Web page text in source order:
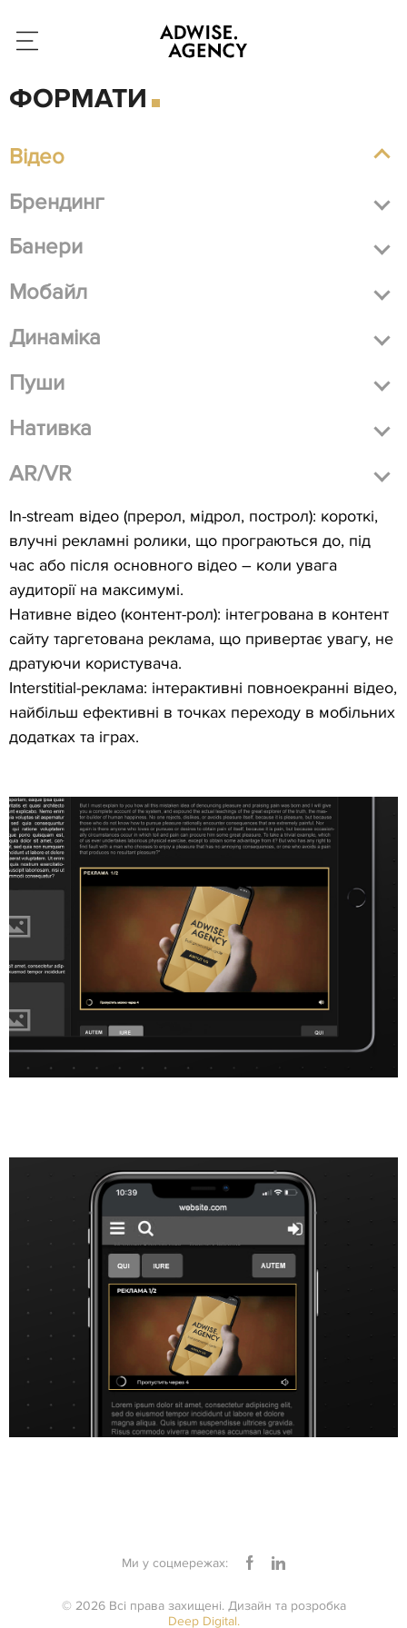
ФОРМАТИ
Відео
Брендинг
Банери
Мобайл
Динаміка
Пуши
Нативка
AR/VR
In-stream відео (прерол, мідрол, построл): короткі,
влучні рекламні ролики, що програються до, під
час або після основного відео – коли увага
аудиторії на максимумі.
Нативне відео (контент-рол): інтегрована в контент
сайту таргетована реклама, що привертає увагу, не
дратуючи користувача.
Interstitial-реклама: інтерактивні повноекранні відео,
найбільш ефективні в точках переходу в мобільних
додатках та іграх.
© 2026 Всі права захищені. Дизайн та розробка
Deep Digital.
Ми у соцмережах: